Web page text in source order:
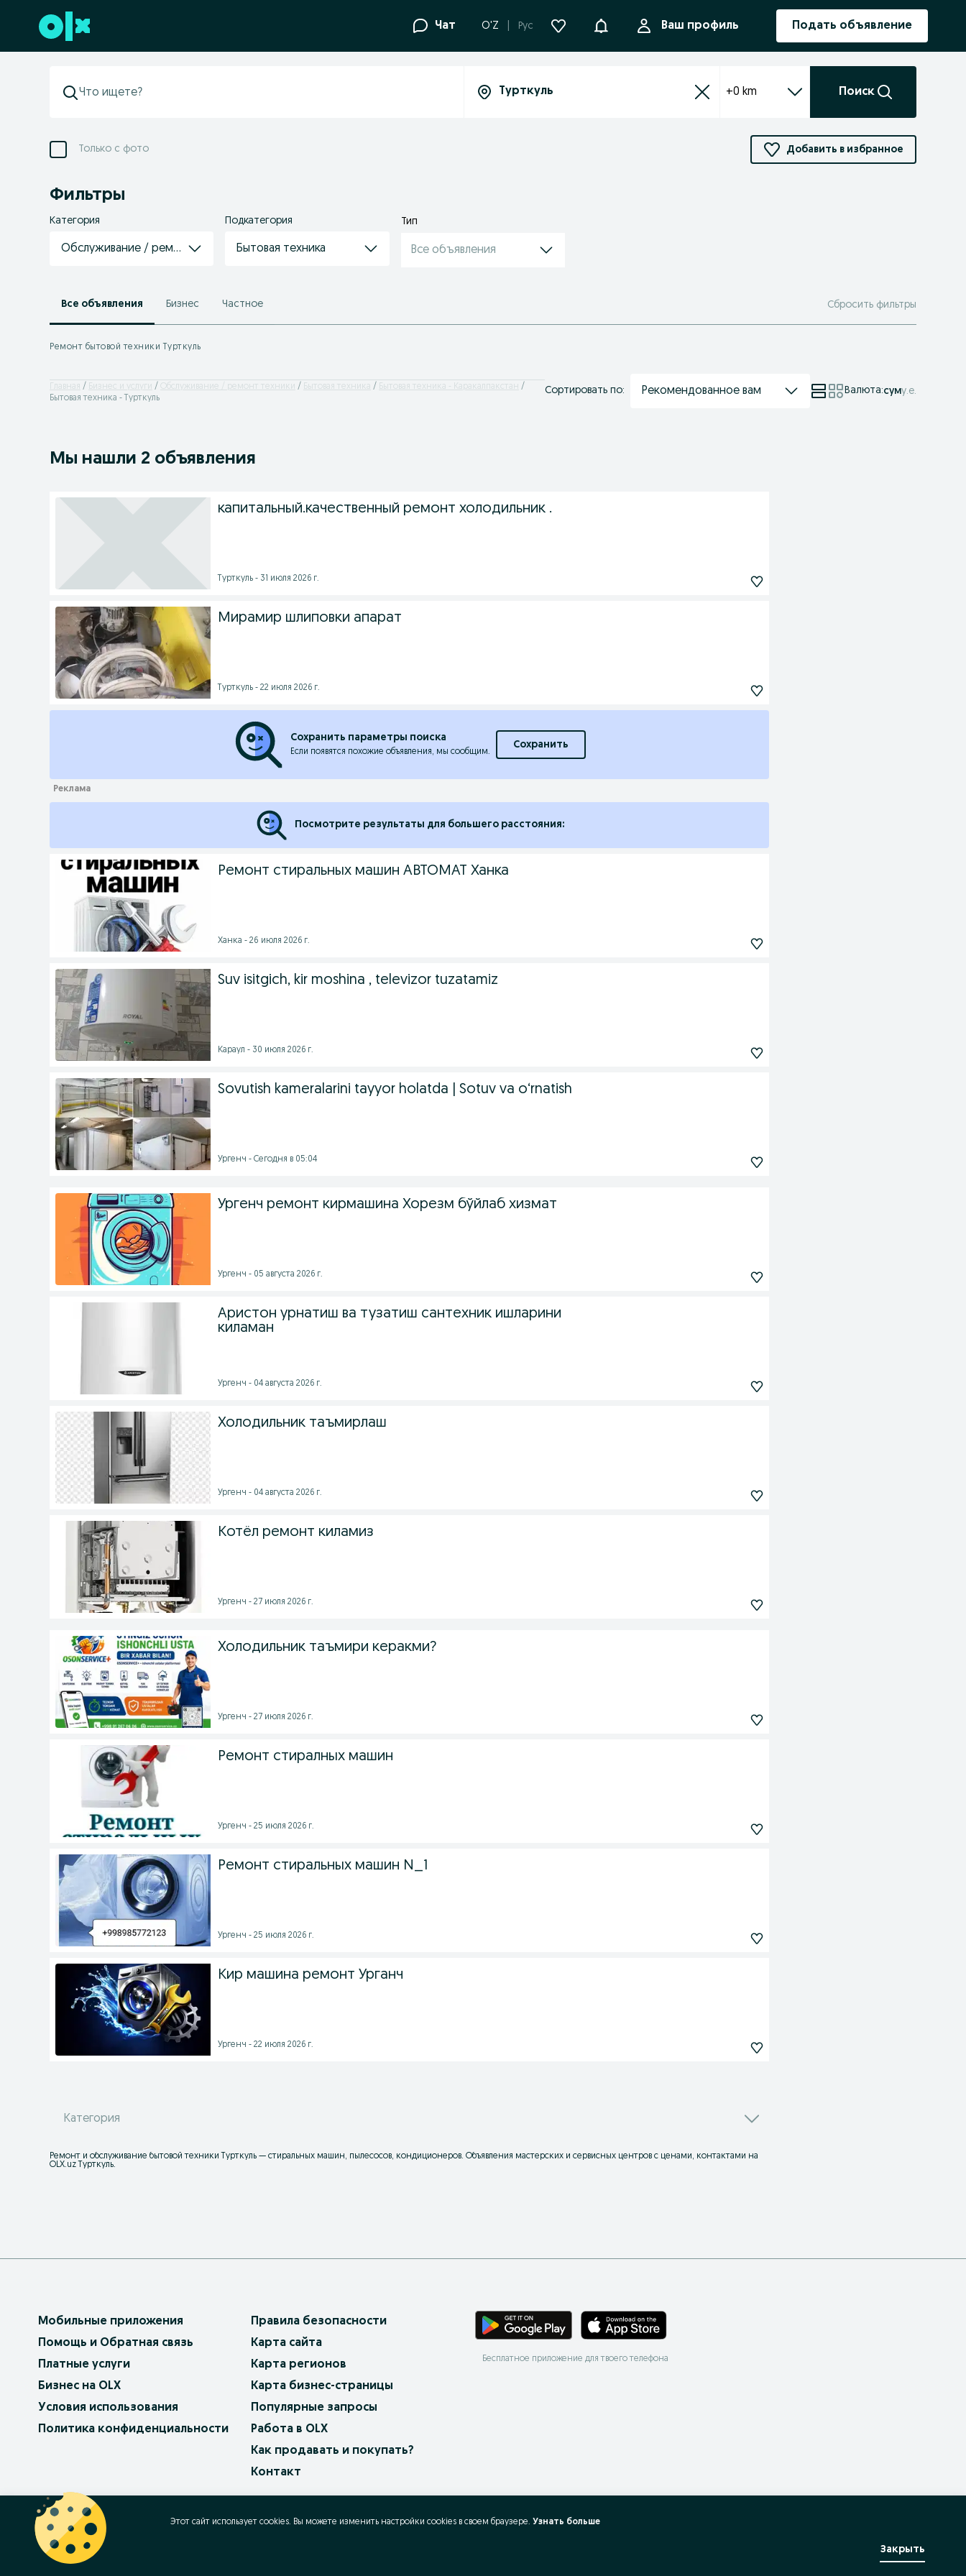
Перейти к нижнему колонтитулу Чат O'Z Рус УведомленияВаш профиль Подать объявление
+0 km Поиск
Только с фото Добавить в избранное
Фильтры
Категория
Обслуживание / ремонт техники
Подкатегория
Бытовая техника
Тип
Все объявления
Все объявления Бизнес Частное Сбросить фильтры
Ремонт бытовой техники Турткуль
Главная Бизнес и услуги Обслуживание / ремонт техники Бытовая техника
Бытовая техника - Каракалпакстан
Бытовая техника - Турткуль
Сортировать по: Рекомендованное вам Валюта:суму.е.
Мы нашли 2 объявления
капитальный.качественный ремонт холодильник .
Турткуль - 31 июля 2026 г.
Мирамир шлиповки апарат
Турткуль - 22 июля 2026 г.
Сохранить параметры поиска
Если появятся похожие объявления, мы сообщим.
Сохранить
Посмотрите результаты для большего расстояния:
Ремонт стиральных машин АВТОМАТ Ханка
Ханка - 26 июля 2026 г.
Suv isitgich, kir moshina , televizor tuzatamiz
Караул - 30 июля 2026 г.
Sovutish kameralarini tayyor holatda | Sotuv va o‘rnatish
Ургенч - Сегодня в 05:04
Ургенч ремонт кирмашина Хорезм бўйлаб хизмат
Ургенч - 05 августа 2026 г.
Аристон урнатиш ва тузатиш сантехник ишларини
киламан
Ургенч - 04 августа 2026 г.
Холодильник таъмирлаш
Ургенч - 04 августа 2026 г.
Котёл ремонт киламиз
Ургенч - 27 июля 2026 г.
Холодильник таъмири керакми?
Ургенч - 27 июля 2026 г.
Ремонт стиралных машин
Ургенч - 25 июля 2026 г.
Ремонт стиральных машин N_1
Ургенч - 25 июля 2026 г.
Кир машина ремонт Урганч
Ургенч - 22 июля 2026 г.
Категория
Ремонт и обслуживание бытовой техники Турткуль — стиральных машин, пылесосов, кондиционеров. Объявления мастерских и сервисных центров с ценами, контактами на
OLX.uz Турткуль.
Мобильные приложения
Помощь и Обратная связь
Платные услуги
Бизнес на OLX
Условия использования
Политика конфиденциальности
Правила безопасности
Карта сайта
Карта регионов
Карта бизнес-страницы
Популярные запросы
Работа в OLX
Как продавать и покупать?
Контакт
Бесплатное приложение для твоего телефона
OLX.bg
Этот сайт использует cookies. Вы можете изменить настройки cookies в своeм браузере. Узнать больше
Закрыть